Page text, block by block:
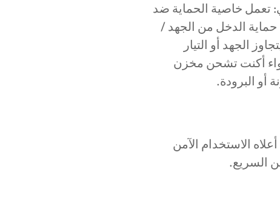
تعمل خاصية الحماية ضد
حماية الدخل من الجهد /
الجهد أو التيار
أكنت تشحن مخزن
أو البرودة.
الاستخدام الآمن
السريع.